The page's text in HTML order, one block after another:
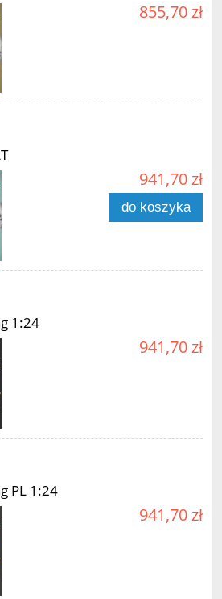
855,70 zł
941,70 zł
do koszyka
1:24
941,70 zł
PL 1:24
941,70 zł